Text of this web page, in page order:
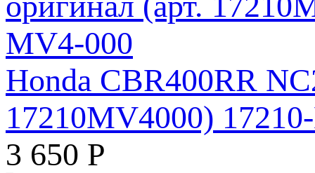
Honda CBR400RR
17210MV4000)
3 650 Р